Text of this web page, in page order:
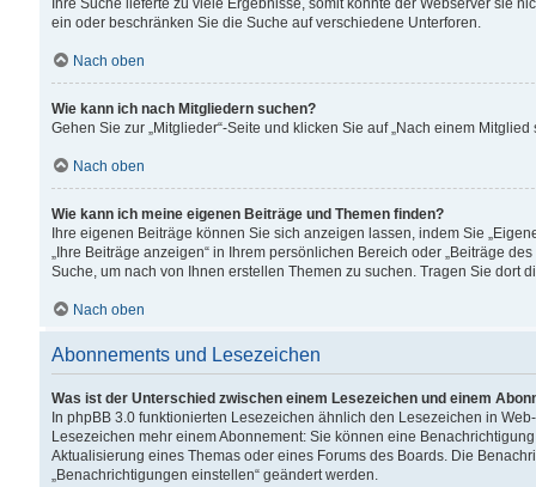
Ihre Suche lieferte zu viele Ergebnisse, somit konnte der Webserver sie
ein oder beschränken Sie die Suche auf verschiedene Unterforen.
Nach oben
Wie kann ich nach Mitgliedern suchen?
Gehen Sie zur „Mitglieder“-Seite und klicken Sie auf „Nach einem Mitglied
Nach oben
Wie kann ich meine eigenen Beiträge und Themen finden?
Ihre eigenen Beiträge können Sie sich anzeigen lassen, indem Sie
„Ihre Beiträge anzeigen“ in Ihrem persönlichen Bereich oder „Beiträge
Suche, um nach von Ihnen erstellen Themen zu suchen. Tragen Sie dort
Nach oben
Abonnements und Lesezeichen
Was ist der Unterschied zwischen einem Lesezeichen und einem
In phpBB 3.0 funktionierten Lesezeichen ähnlich den Lesezeichen in
Lesezeichen mehr einem Abonnement: Sie können eine
Aktualisierung eines Themas oder eines Forums des Boards. Die
„Benachrichtigungen einstellen“ geändert werden.